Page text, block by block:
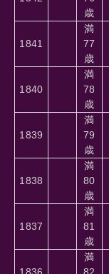
歳
1841
満
77
歳
1840
満
78
歳
1839
満
79
歳
1838
満
80
歳
1837
満
81
歳
1836
満
82